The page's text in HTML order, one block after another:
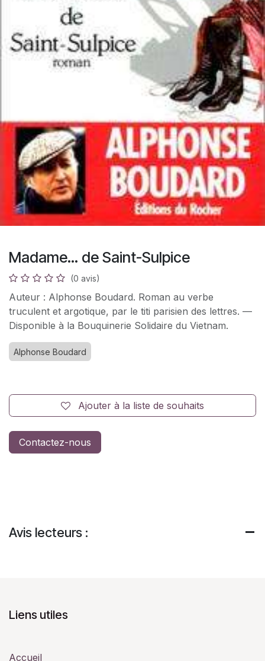
Madame... de Saint-Sulpice
(0 avis)
Auteur : Alphonse Boudard. Roman au verbe
truculent et argotique, par le titi parisien des lettres. —
Disponible à la Bouquinerie Solidaire du Vietnam.
Alphonse Boudard
Ajouter à la liste de souhaits
Contactez-nous
Avis lecteurs :
Liens utiles
Accueil